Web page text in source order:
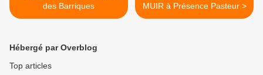
des Barriques
MUIR à Présence Pasteur >
Hébergé par Overblog
Top articles